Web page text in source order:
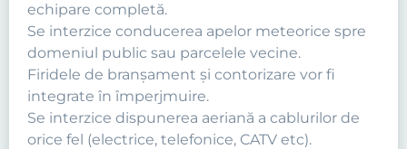
echipare completă.
Se interzice conducerea apelor meteorice spre
domeniul public sau parcelele vecine.
Firidele de branşament şi contorizare vor fi
integrate în împerjmuire.
Se interzice dispunerea aeriană a cablurilor de
orice fel (electrice, telefonice, CATV etc).